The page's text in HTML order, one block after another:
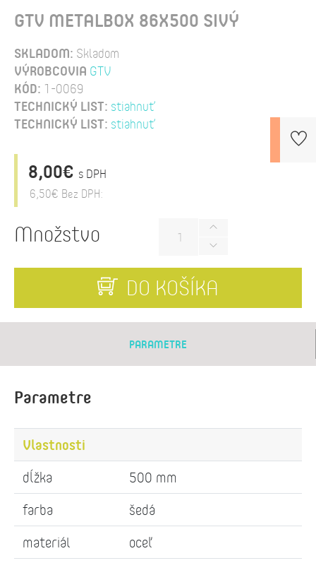
GTV METALBOX 86X500 SIVÝ
SKLADOM: Skladom
VÝROBCOVIA GTV
KÓD: 1-0069
TECHNICKÝ LIST: stiahnuť
TECHNICKÝ LIST: stiahnuť
8,00€ s DPH
6,50€ Bez DPH:
Množstvo
DO KOŠÍKA
PARAMETRE
Parametre
Vlastnosti
dĺžka
500 mm
farba
šedá
materiál
oceľ